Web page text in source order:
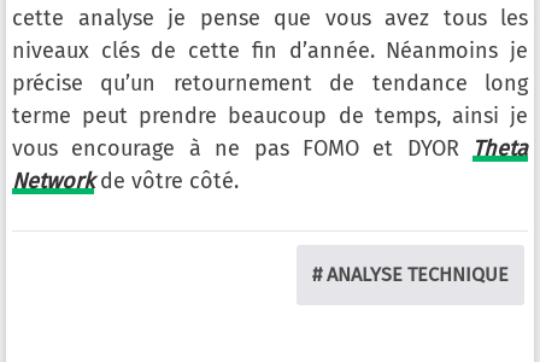
cette analyse je pense que vous avez tous les
niveaux clés de cette fin d’année. Néanmoins je
précise qu’un retournement de tendance long
terme peut prendre beaucoup de temps, ainsi je
vous encourage à ne pas FOMO et DYOR
Theta
Networkde vôtre côté.
# ANALYSE TECHNIQUE